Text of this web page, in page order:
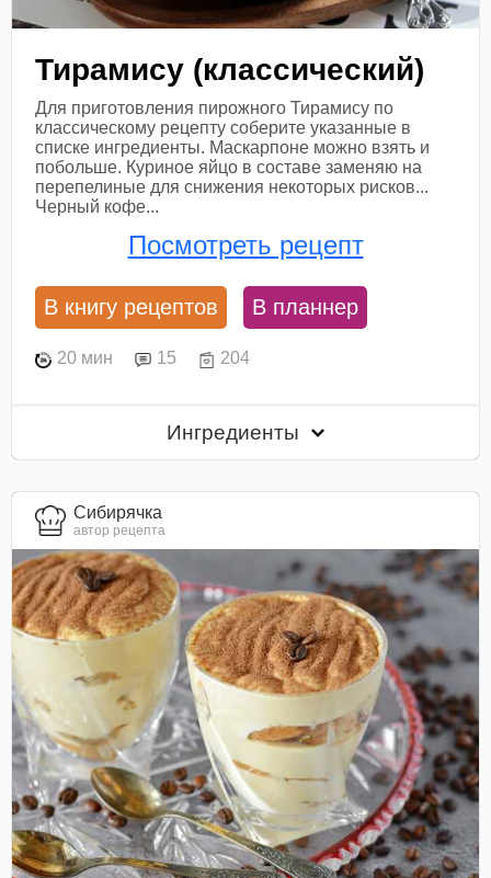
Тирамису (классический)
Для приготовления пирожного Тирамису по
классическому рецепту соберите указанные в
списке ингредиенты. Маскарпоне можно взять и
побольше. Куриное яйцо в составе заменяю на
перепелиные для снижения некоторых рисков...
Черный кофе...
Посмотреть рецепт
В книгу рецептов В планнер
20 мин 15 204
Ингредиенты
Сибирячка
автор рецепта